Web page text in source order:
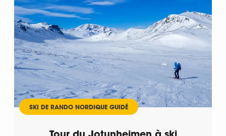
SKI DE RANDO NORDIQUE GUIDÉ